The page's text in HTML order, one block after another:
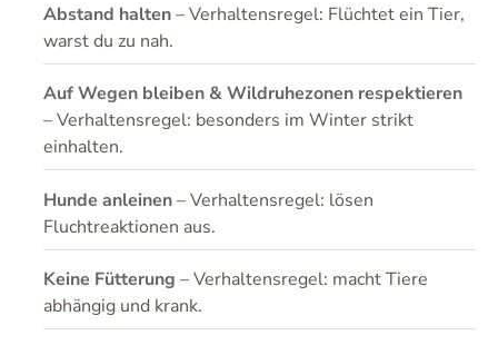
Abstand halten– Verhaltensregel: Flüchtet ein Tier,
warst du zu nah.
Auf Wegen bleiben & Wildruhezonen respektieren
– Verhaltensregel: besonders im Winter strikt
einhalten.
Hunde anleinen– Verhaltensregel: lösen
Fluchtreaktionen aus.
Keine Fütterung – Verhaltensregel: macht Tiere
abhängig und krank.